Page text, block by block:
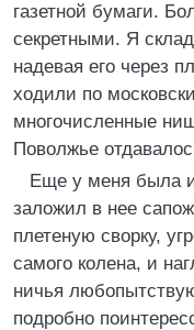
газетной бумаги.
секретными. Я
надевая его через
ходили по
многочисленные
Поволжье
Еще у меня была
заложил в нее
плетеную сворку,
самого колена, и
ничья
подробно